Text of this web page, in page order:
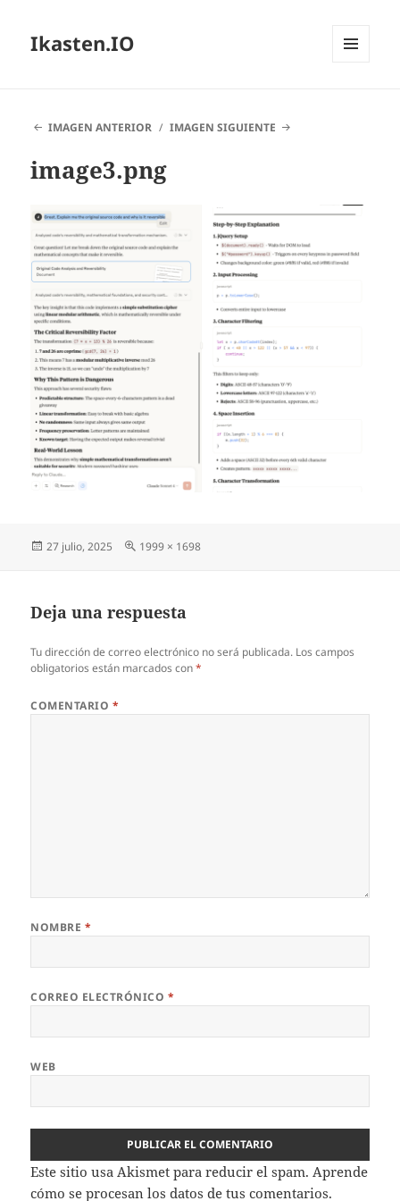
Ikasten.IO
IMAGEN ANTERIOR
IMAGEN SIGUIENTE
image3.png
Publicado
27 julio, 2025
Tamaño
1999 × 1698
Deja una respuesta
Tu dirección de correo electrónico no será publicada. Los campos
obligatorios están marcados con*
COMENTARIO *
NOMBRE *
CORREO ELECTRÓNICO *
WEB
Este sitio usa Akismet para reducir el spam. Aprende
cómo se procesan los datos de tus comentarios.